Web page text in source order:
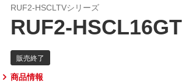
RUF2-HSCLTVシリーズ
RUF2-
商品情報